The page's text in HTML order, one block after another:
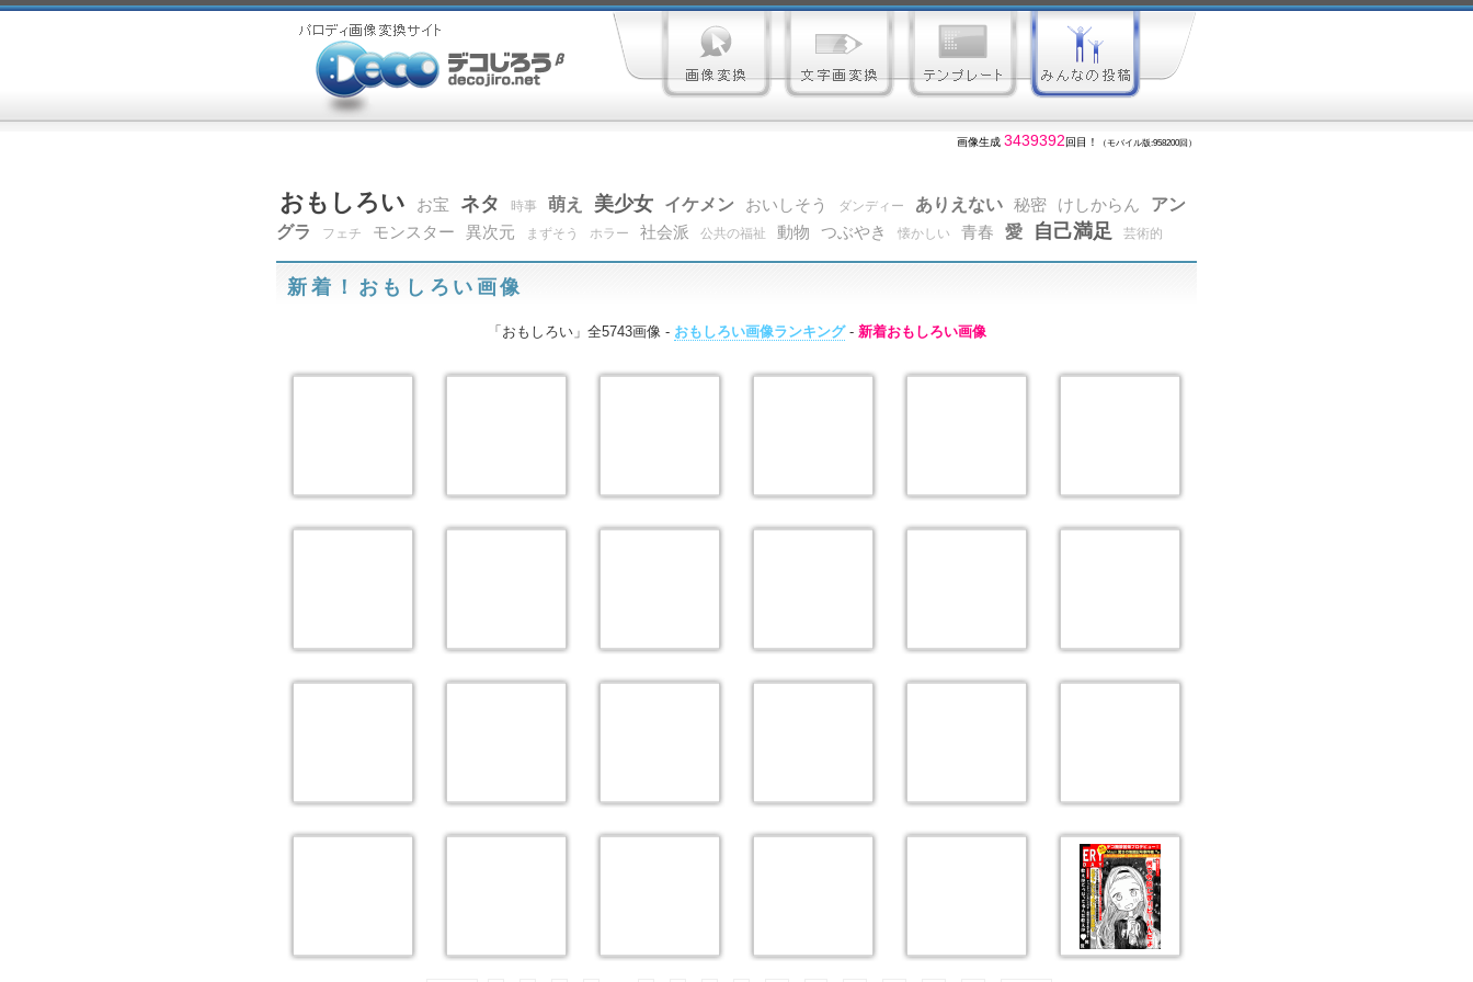
画像生成 3439392 回目！ （モバイル版:958200回）
おもしろい お宝 ネタ 時事 萌え 美少女 イケメン おいしそう ダンディー ありえない 秘密 けしからん
アン
グラ
フェチ モンスター 異次元 まずそう ホラー 社会派 公共の福祉 動物 つぶやき 懐かしい 青春 愛 自己満足 芸術的
新着！おもしろい画像
「おもしろい」全5743画像 - おもしろい画像ランキング- 新着おもしろい画像